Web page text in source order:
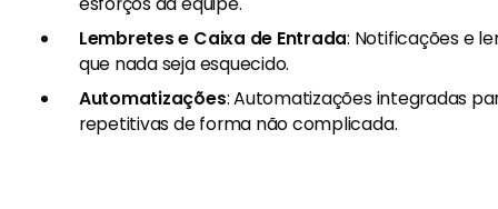
Lembretes e Caixa de Entrada: Notificações e
que nada seja esquecido.
Automatizações: Automatizações integradas
repetitivas de forma não complicada.